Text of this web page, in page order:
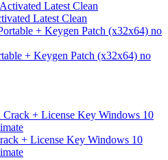
Latest Clean
+ Keygen Patch (x32x64) no
+ License Key Windows 10